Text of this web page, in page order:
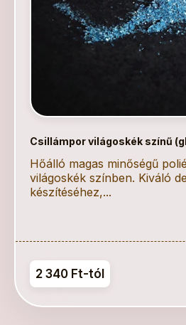
Csillámpor világoskék színű
Hőálló magas minőségű
világoskék színben. Kiváló
készítéséhez,...
2 340 Ft-tól